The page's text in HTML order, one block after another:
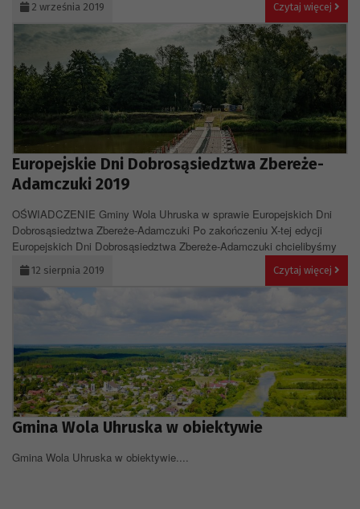
2 września 2019 Czytaj więcej
Europejskie Dni Dobrosąsiedztwa Zbereże-
Adamczuki 2019
OŚWIADCZENIE Gminy Wola Uhruska w sprawie Europejskich Dni
Dobrosąsiedztwa Zbereże-Adamczuki Po zakończeniu X-tej edycji
Europejskich Dni Dobrosąsiedztwa Zbereże-Adamczuki chcielibyśmy
dokonać...
12 sierpnia 2019 Czytaj więcej
Gmina Wola Uhruska w obiektywie
Gmina Wola Uhruska w obiektywie....